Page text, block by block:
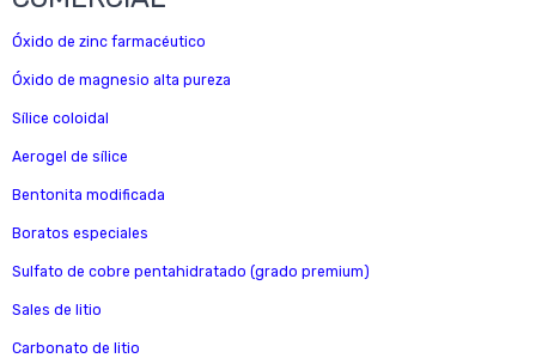
Óxido de zinc farmacéutico
Óxido de magnesio alta pureza
Sílice coloidal
Aerogel de sílice
Bentonita modificada
Boratos especiales
Sulfato de cobre pentahidratado (grado premium)
Sales de litio
Carbonato de litio